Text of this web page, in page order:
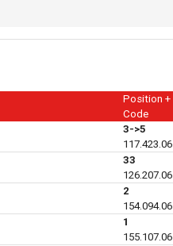
Position +
Code
3->5
117.423.06
33
126.207.06
2
154.094.06
1
155.107.06